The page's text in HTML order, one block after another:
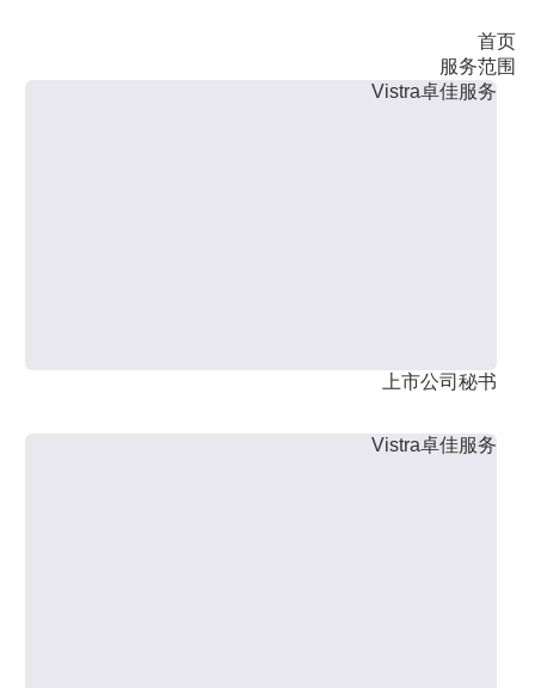
首页
服务范围
Vistra卓佳服务
上市公司秘书
Vistra卓佳服务